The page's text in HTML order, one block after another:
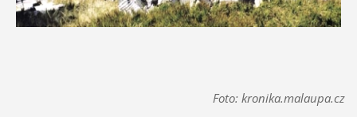
Foto: kronika.malaupa.cz